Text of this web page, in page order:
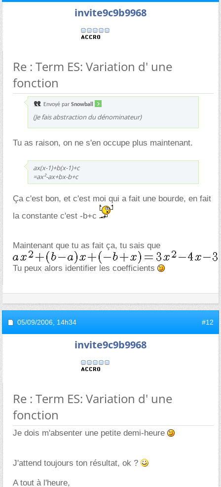
invite9c9b9968
Re : Term ES: Variation d' une
fonction
Envoyé par Snowball
(Je fais abstraction du dénominateur)
Tu as raison, on ne s'en occupe plus maintenant.
ax(x-1)+b(x-1)+c
=ax²-ax+bx-b+c
Ça c'est bon, et c'est moi qui a fait une bourde, en fait
la constante c'est -b+c
Maintenant que tu as fait ça, tu sais que
Tu peux alors identifier les coefficients
05/09/2006, 14h34 #12
invite9c9b9968
Re : Term ES: Variation d' une
fonction
Je dois m'absenter une petite demi-heure
J'attend toujours ton résultat, ok ?
A tout à l'heure,